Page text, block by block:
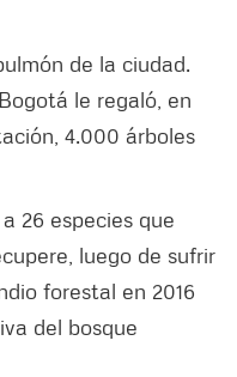
de la ciudad.
le regaló, en
4.000 árboles
26 especies que
luego de sufrir
forestal en 2016
del bosque